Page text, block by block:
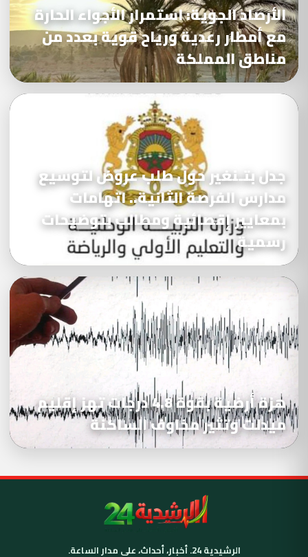
الأرصاد الجوية: استمرار الأجواء الحارة
مع أمطار رعدية ورياح قوية بعدد من
مناطق المملكة
جدل بتـنغير حول طلب عروض لتوسيع
مدارس الفرصة الثانية.. اتهامات
بمعايير إقصائية ومطالب بتوضيحات
رسمية
هزة أرضية بقوة 4.8 درجات تهز إقليم
ميدلت وتثير مخاوف الساكنة
الرشيدية 24. أخبار، أحداث، على مدار الساعة.